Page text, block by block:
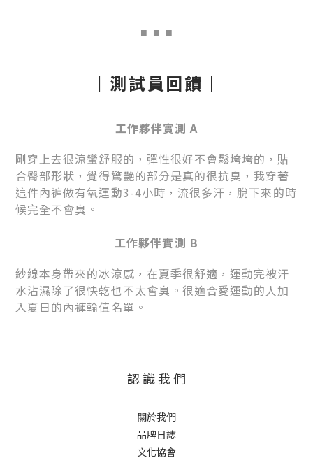
■ ■ ■
｜測試員回饋｜
工作夥伴實測 A
剛穿上去很涼蠻舒服的，彈性很好不會鬆垮垮的，貼
合臀部形狀，覺得驚艷的部分是真的很抗臭，我穿著
這件內褲做有氧運動3-4小時，流很多汗，脫下來的時
候完全不會臭。
工作夥伴實測 B
紗線本身帶來的冰涼感，在夏季很舒適，運動完被汗
水沾濕除了很快乾也不太會臭。很適合愛運動的人加
入夏日的內褲輪值名單。
認 識 我 們
關於我們
品牌日誌
文化協會